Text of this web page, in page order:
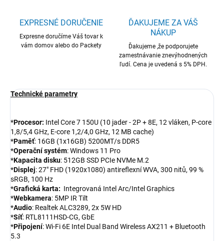
EXPRESNÉ DORUČENIE
Expresne doručíme Váš tovar k
vám domov alebo do Packety
ĎAKUJEME ZA VÁŠ
NÁKUP
Ďakujeme ,že podporujete
zamestnávanie znevýhodnených
ľudí. Cena je uvedená s 5% DPH.
Technické parametry
*Procesor: Intel Core 7 150U (10 jader - 2P + 8E, 12 vláken, P-core
1,8/5,4 GHz, E-core 1,2/4,0 GHz, 12 MB cache)
*Paměť: 16GB (1x16GB) 5200MT/s DDR5
*Operační systém: Windows 11 Pro
*Kapacita disku: 512GB SSD PCIe NVMe M.2
*Displej: 27" FHD (1920x1080) antireflexní WVA, 300 nitů, 99 %
sRGB, 100 Hz
*Grafická karta: Integrovaná Intel Arc/Intel Graphics
*Webkamera: 5MP IR Tilt
*Audio: Realtek ALC3289, 2x 5W HD
*Síť: RTL8111HSD-CG, GbE
*Připojení: Wi-Fi 6E Intel Dual Band Wireless AX211 + Bluetooth
5.3